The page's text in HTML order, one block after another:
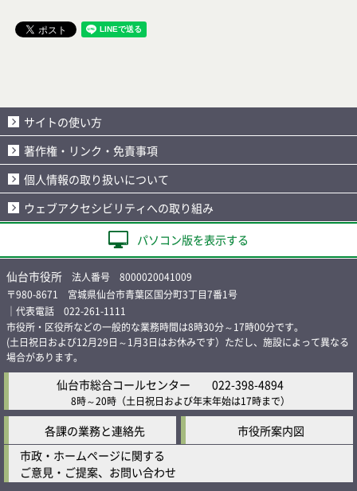
サイトの使い方
著作権・リンク・免責事項
個人情報の取り扱いについて
ウェブアクセシビリティへの取り組み
パソコン版を表示する
仙台市役所 法人番号 8000020041009
〒980-8671 宮城県仙台市青葉区国分町3丁目7番1号
｜代表電話 022-261-1111
市役所・区役所などの一般的な業務時間は8時30分～17時00分です。
(土日祝日および12月29日～1月3日はお休みです）ただし、施設によって異なる
場合があります。
仙台市総合コールセンター 022-398-4894
8時～20時 （土日祝日および年末年始は17時まで）
各課の業務と連絡先
市役所案内図
市政・ホームページに関する
ご意見・ご提案、お問い合わせ